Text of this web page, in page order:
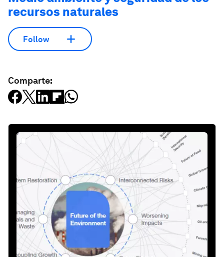
recursos naturales
Follow
Comparte: